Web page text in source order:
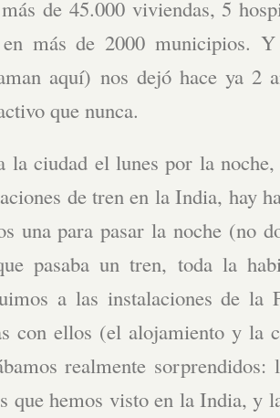
de 45.000 viviendas, 5
en más de 2000 municipios.
aquí) nos dejó hace ya 2
que nunca.
la ciudad el lunes por la
de tren en la India, hay
una para pasar la noche (no
pasaba un tren, toda la
a las instalaciones de la
con ellos (el alojamiento y la
realmente
que hemos visto en la India, y